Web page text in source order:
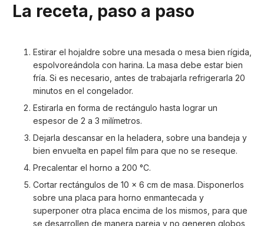
La receta, paso a paso
Estirar el hojaldre sobre una mesada o mesa bien rígida,
espolvoreándola con harina. La masa debe estar bien
fría. Si es necesario, antes de trabajarla refrigerarla 20
minutos en el congelador.
Estirarla en forma de rectángulo hasta lograr un
espesor de 2 a 3 milímetros.
Dejarla descansar en la heladera, sobre una bandeja y
bien envuelta en papel film para que no se reseque.
Precalentar el horno a 200 °C.
Cortar rectángulos de 10 x 6 cm de masa. Disponerlos
sobre una placa para horno enmantecada y
superponer otra placa encima de los mismos, para que
se desarrollen de manera pareja y no generen globos